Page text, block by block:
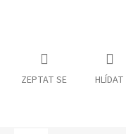
ZEPTAT SE HLÍDAT